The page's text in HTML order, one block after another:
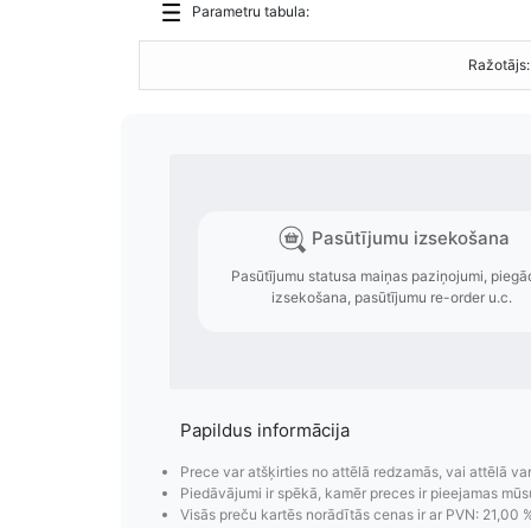
Parametru tabula:
Ražotājs:
Papildus informācija
Prece var atšķirties no attēlā redzamās, vai attēlā
Piedāvājumi ir spēkā, kamēr preces ir pieejamas
Visās preču kartēs norādītās cenas ir ar PVN: 21,00